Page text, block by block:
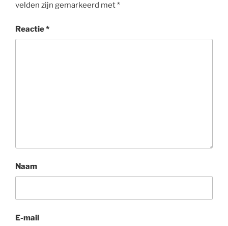
velden zijn gemarkeerd met*
Reactie*
Naam
E-mail